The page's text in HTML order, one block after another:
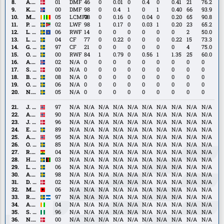
A.
Pyndt
A. Pyndt 01 DMF 46 0 0.01 0 0.4 0 0.41 21
76.2
K.
Thórdarson
K. Thórdarson 00 DMF 98 0 0.4 1 0 1 0.40 66
93.9
M.
Yalcouyé
M. Yalcouyé 05 LCMF3
98 0 0.16 0 0.04 0 0.20 65
90.8
P.
Abraham
P. Abraham 02 LWF 98 1 0.17 0 0.03 1 0.20 23
65.2
L.
Beqiri
L. Beqiri 06 RWF 14 0 0 0 0 0 0 2
50.0
L.
Carlstrand
L. Carlstrand 04 CF 77 0 0.22 0 0 0 0.22 15
73.3
G.
Norlin
G. Norlin 97 CF 21 0 0 0 0 0 0 4
75.0
O.
Pettersson
O. Pettersson 00 RWF 84 1 0.79 0 0.56 1 1.35 25
60.0
A.
Benediktsson
A. Benediktsson 02 N/A 0 0 0 0 0 0 0 0
0
S.
Hausner
S. Hausner 00 N/A 0 0 0 0 0 0 0 0
0
B.
Brantlind
B. Brantlind 08 N/A 0 0 0 0 0 0 0 0
0
O.
Thoreson
O. Thoreson 06 N/A 0 0 0 0 0 0 0 0
0
N.
Tolf
N. Tolf 05 N/A 0 0 0 0 0 0 0 0
0
J.
Karlström
J. Karlström 97 N/A N/A N/A N/A N/A N/A N/A N/A N/A
N/A
A.
Kristiansen
A. Kristiansen 90 N/A N/A N/A N/A N/A N/A N/A N/A N/A
N/A
J.
Bager
J. Bager 96 N/A N/A N/A N/A N/A N/A N/A N/A N/A
N/A
E.
Salomonsson
E. Salomonsson 89 N/A N/A N/A N/A N/A N/A N/A N/A N/A
N/A
A.
Trondsen
A. Trondsen 95 N/A N/A N/A N/A N/A N/A N/A N/A N/A
N/A
O.
Wendt
O. Wendt 85 N/A N/A N/A N/A N/A N/A N/A N/A N/A
N/A
R.
Yeboah
R. Yeboah 04 N/A N/A N/A N/A N/A N/A N/A N/A N/A
N/A
H.
Carneil
H. Carneil 03 N/A N/A N/A N/A N/A N/A N/A N/A N/A
N/A
L.
Dusi
L. Dusi 06 N/A N/A N/A N/A N/A N/A N/A N/A N/A
N/A
A.
Erlingmark
A. Erlingmark 98 N/A N/A N/A N/A N/A N/A N/A N/A N/A
N/A
D.
Kruse
D. Kruse 02 N/A N/A N/A N/A N/A N/A N/A N/A N/A
N/A
M.
Koliqi
M. Koliqi 06 N/A N/A N/A N/A N/A N/A N/A N/A N/A
N/A
R.
Lundqvist
R. Lundqvist 97 N/A N/A N/A N/A N/A N/A N/A N/A N/A
N/A
A.
Salaou
A. Salaou 04 N/A N/A N/A N/A N/A N/A N/A N/A N/A
N/A
S.
Abdullahi
S. Abdullahi 96 N/A N/A N/A N/A N/A N/A N/A N/A N/A
N/A
N.N. Baden Frederiksen 00 N/A N/A N/A N/A N/A N/A N/A N/A N/A
N/A